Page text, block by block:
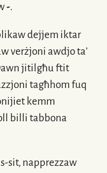
-.
dejjem iktar
verżjoni awdjo ta’
jitilgħu ftit
tagħhom fuq
kemm
billi tabbona
sit, napprezzaw